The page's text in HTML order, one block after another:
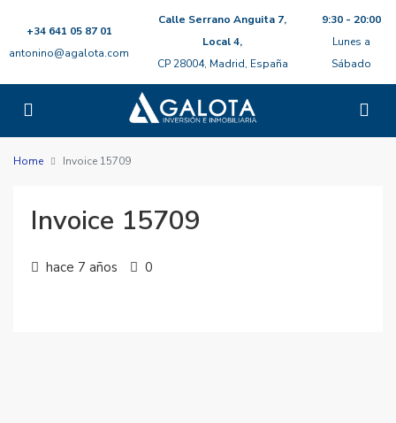
+34 641 05 87 01
antonino@agalota.com
Calle Serrano Anguita 7,
Local 4,
CP 28004, Madrid, España
9:30 - 20:00
Lunes a
Sábado
Home Invoice 15709
Invoice 15709
hace 7 años 0